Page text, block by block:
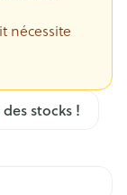
nécessite
stocks !